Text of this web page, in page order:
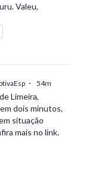
Valeu,
· 54m
Limeira,
dois minutos,
situação
mais no link.